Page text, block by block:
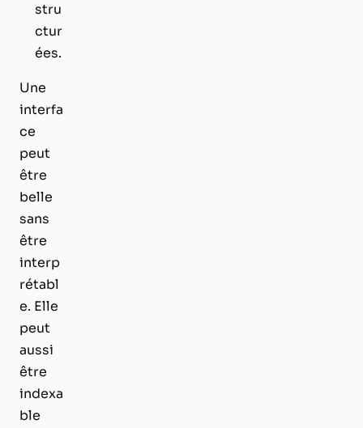
stru
ctur
ées.
Une
interfa
ce
peut
être
belle
sans
être
interp
rétabl
e. Elle
peut
aussi
être
indexa
ble